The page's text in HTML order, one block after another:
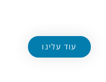
עוד עלינו